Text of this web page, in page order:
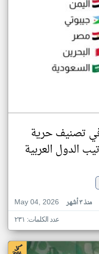
في تصنيف حرية
الدول العربية
May 04, 2026
منذ ٣ أشهر
عدد الكلمات: ٢٣١